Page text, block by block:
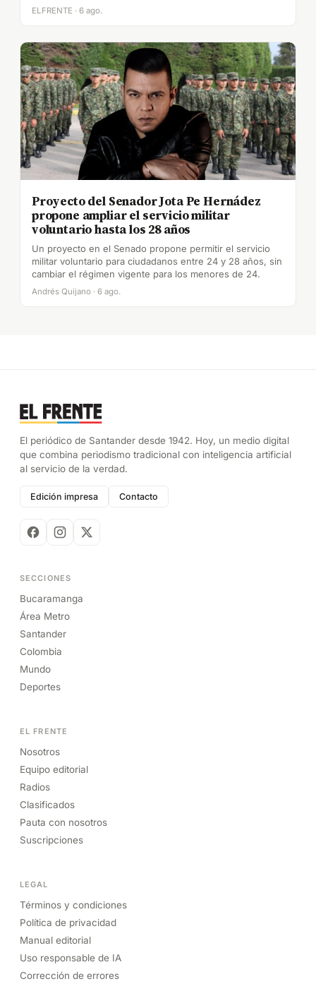
ELFRENTE · 6 ago.
Proyecto del Senador Jota Pe Hernádez
propone ampliar el servicio militar
voluntario hasta los 28 años
Un proyecto en el Senado propone permitir el servicio
militar voluntario para ciudadanos entre 24 y 28 años, sin
cambiar el régimen vigente para los menores de 24.
Andrés Quijano · 6 ago.
El periódico de Santander desde 1942. Hoy, un medio digital
que combina periodismo tradicional con inteligencia artificial
al servicio de la verdad.
Edición impresa Contacto
SECCIONES
Bucaramanga
Área Metro
Santander
Colombia
Mundo
Deportes
EL FRENTE
Nosotros
Equipo editorial
Radios
Clasificados
Pauta con nosotros
Suscripciones
LEGAL
Términos y condiciones
Política de privacidad
Manual editorial
Uso responsable de IA
Corrección de errores